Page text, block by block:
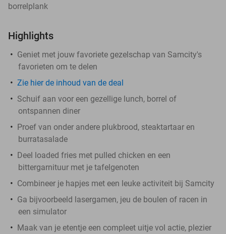
borrelplank
Highlights
Geniet met jouw favoriete gezelschap van Samcity's
favorieten om te delen
Zie hier de inhoud van de deal
Schuif aan voor een gezellige lunch, borrel of
ontspannen diner
Proef van onder andere plukbrood, steaktartaar en
burratasalade
Deel loaded fries met pulled chicken en een
bittergarnituur met je tafelgenoten
Combineer je hapjes met een leuke activiteit bij Samcity
Ga bijvoorbeeld lasergamen, jeu de boulen of racen in
een simulator
Maak van je etentje een compleet uitje vol actie, plezier